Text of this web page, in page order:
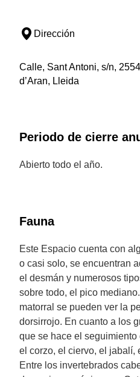
Dirección
Calle, Sant Antoni, s/n,
d’Aran, Lleida
Periodo de cierre
Abierto todo el año.
Fauna
Este Espacio cuenta con
o casi solo, se encuentran
el desmán y numerosos
sobre todo, el pico
matorral se pueden ver la
dorsirrojo. En cuanto a los
que se hace el
el corzo, el ciervo, el jabalí,
Entre los invertebrados